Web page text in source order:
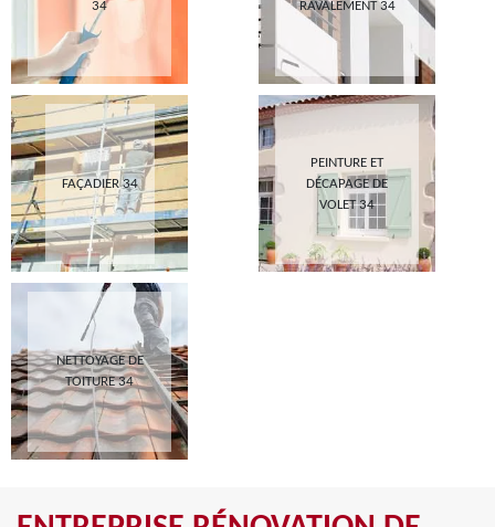
34
RAVALEMENT 34
FAÇADIER 34
PEINTURE ET
DÉCAPAGE DE
VOLET 34
NETTOYAGE DE
TOITURE 34